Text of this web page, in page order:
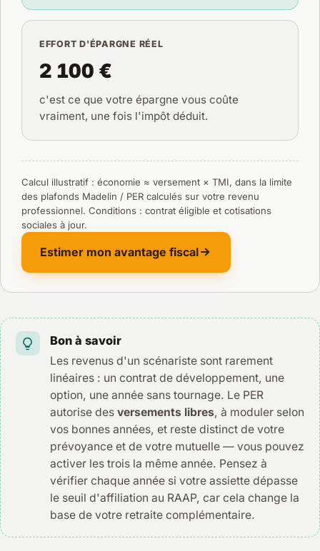
EFFORT D'ÉPARGNE RÉEL
2 100 €
c'est ce que votre épargne vous coûte
vraiment, une fois l'impôt déduit.
Calcul illustratif : économie ≈ versement × TMI, dans la limite
des plafonds Madelin / PER calculés sur votre revenu
professionnel. Conditions : contrat éligible et cotisations
sociales à jour.
Estimer mon avantage fiscal
Bon à savoir
Les revenus d'un scénariste sont rarement
linéaires : un contrat de développement, une
option, une année sans tournage. Le PER
autorise desversements libres, à moduler selon
vos bonnes années, et reste distinct de votre
prévoyance et de votre mutuelle — vous pouvez
activer les trois la même année. Pensez à
vérifier chaque année si votre assiette dépasse
le seuil d'affiliation au RAAP, car cela change la
base de votre retraite complémentaire.